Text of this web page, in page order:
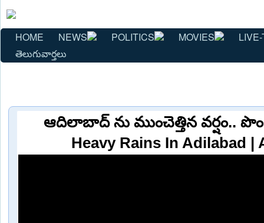
HOME NEWS POLITICS MOVIES
తెలుగువార్తలు
ఆదిలాబాద్ ను ముంచెత్తిన వర్షం..
Heavy Rains In Adilabad |